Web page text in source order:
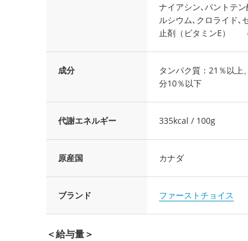
ナイアシン､パントテ
ルシウム､クロライド､
止剤（ビタミンE） ※
成分
タンパク質：21％以上
分10％以下
代謝エネルギー 335kcal / 100g
原産国 カナダ
ブランド ファーストチョイス
＜給与量＞